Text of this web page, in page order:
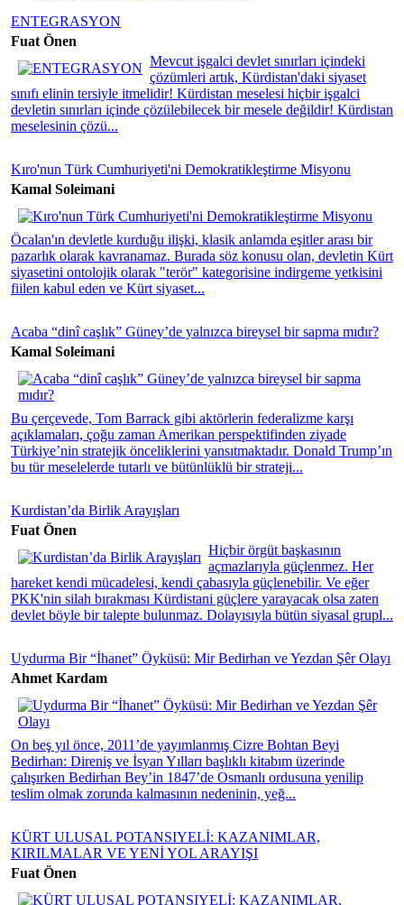
ENTEGRASYON
Fuat Önen
Mevcut işgalci devlet sınırları içindeki
çözümleri artık, Kürdistan'daki siyaset
sınıfı elinin tersiyle itmelidir! Kürdistan meselesi hiçbir işgalci
devletin sınırları içinde çözülebilecek bir mesele değildir! Kürdistan
meselesinin çözü...
Kıro'nun Türk Cumhuriyeti'ni Demokratikleştirme Misyonu
Kamal Soleimani
Öcalan'ın devletle kurduğu ilişki, klasik anlamda eşitler arası bir
pazarlık olarak kavranamaz. Burada söz konusu olan, devletin Kürt
siyasetini ontolojik olarak "terör" kategorisine indirgeme yetkisini
fiilen kabul eden ve Kürt siyaset...
Acaba “dinî caşlık” Güney’de yalnızca bireysel bir sapma mıdır?
Kamal Soleimani
Bu çerçevede, Tom Barrack gibi aktörlerin federalizme karşı
açıklamaları, çoğu zaman Amerikan perspektifinden ziyade
Türkiye’nin stratejik önceliklerini yansıtmaktadır. Donald Trump’ın
bu tür meselelerde tutarlı ve bütünlüklü bir strateji...
Kurdistan’da Birlik Arayışları
Fuat Önen
Hiçbir örgüt başkasının
açmazlarıyla güçlenmez. Her
hareket kendi mücadelesi, kendi çabasıyla güçlenebilir. Ve eğer
PKK'nin silah bırakması Kürdistani güçlere yarayacak olsa zaten
devlet böyle bir talepte bulunmaz. Dolayısıyla bütün siyasal grupl...
Uydurma Bir “İhanet” Öyküsü: Mir Bedirhan ve Yezdan Şêr Olayı
Ahmet Kardam
On beş yıl önce, 2011’de yayımlanmış Cizre Bohtan Beyi
Bedirhan: Direniş ve İsyan Yılları başlıklı kitabım üzerinde
çalışırken Bedirhan Bey’in 1847’de Osmanlı ordusuna yenilip
teslim olmak zorunda kalmasının nedeninin, yeğ...
KÜRT ULUSAL POTANSIYELİ: KAZANIMLAR,
KIRILMALAR VE YENİ YOL ARAYIŞI
Fuat Önen